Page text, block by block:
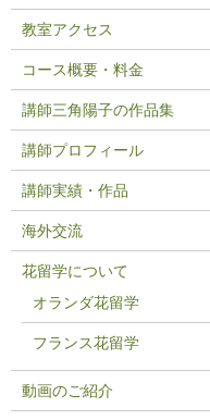
教室アクセス
コース概要・料金
講師三角陽子の作品集
講師プロフィール
講師実績・作品
海外交流
花留学について
オランダ花留学
フランス花留学
動画のご紹介